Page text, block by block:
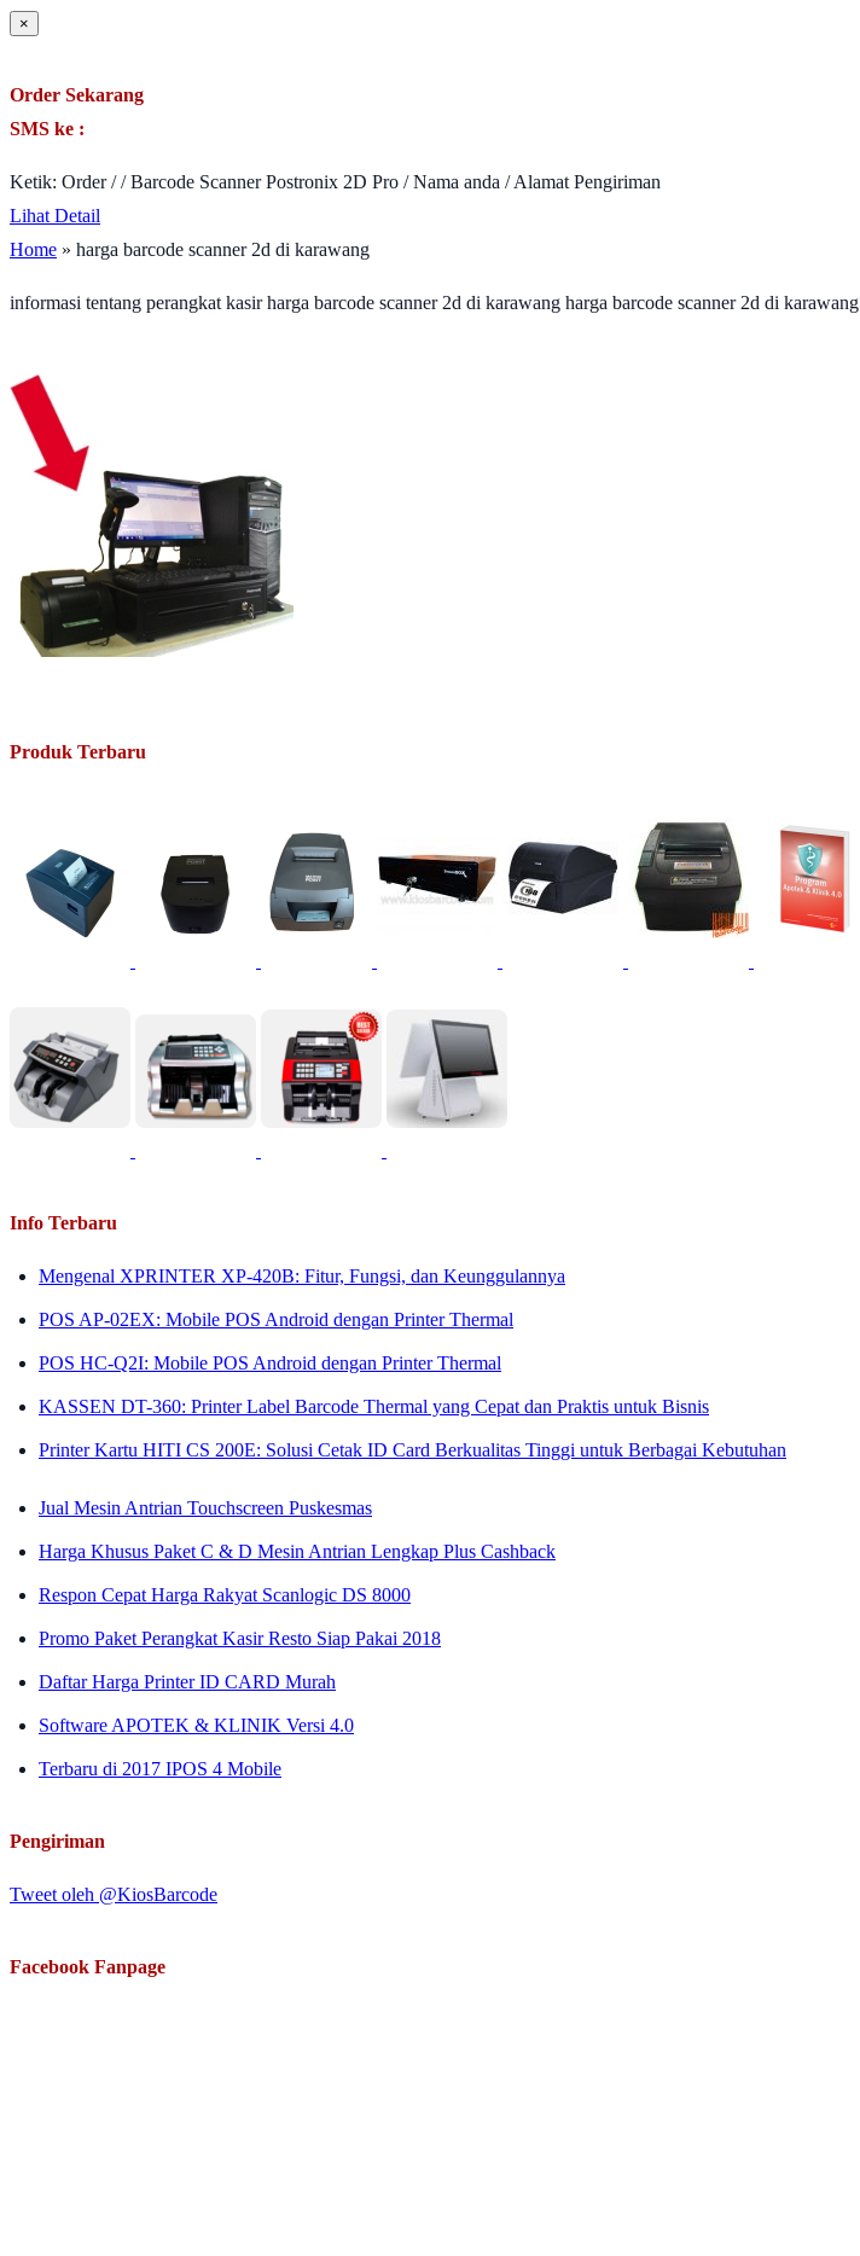
×
Order Sekarang
SMS ke :
Ketik: Order / / Barcode Scanner Postronix 2D Pro / Nama anda / Alamat Pengiriman
Lihat Detail
Home » harga barcode scanner 2d di karawang
informasi tentang perangkat kasir harga barcode scanner 2d di karawang harga barcode scanner 2d di karawang
Produk Terbaru
Info Terbaru
Mengenal XPRINTER XP-420B: Fitur, Fungsi, dan Keunggulannya
POS AP-02EX: Mobile POS Android dengan Printer Thermal
POS HC-Q2I: Mobile POS Android dengan Printer Thermal
KASSEN DT-360: Printer Label Barcode Thermal yang Cepat dan Praktis untuk Bisnis
Printer Kartu HITI CS 200E: Solusi Cetak ID Card Berkualitas Tinggi untuk Berbagai Kebutuhan
Jual Mesin Antrian Touchscreen Puskesmas
Harga Khusus Paket C & D Mesin Antrian Lengkap Plus Cashback
Respon Cepat Harga Rakyat Scanlogic DS 8000
Promo Paket Perangkat Kasir Resto Siap Pakai 2018
Daftar Harga Printer ID CARD Murah
Software APOTEK & KLINIK Versi 4.0
Terbaru di 2017 IPOS 4 Mobile
Pengiriman
Tweet oleh @KiosBarcode
Facebook Fanpage